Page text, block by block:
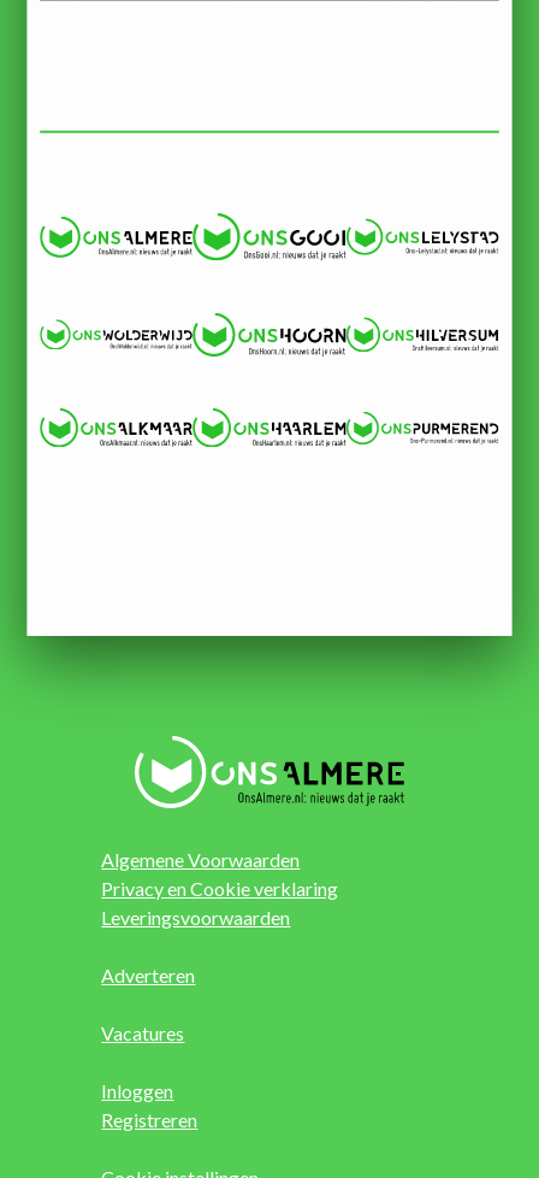
Algemene Voorwaarden
Privacy en Cookie verklaring
Leveringsvoorwaarden
Adverteren
Vacatures
Inloggen
Registreren